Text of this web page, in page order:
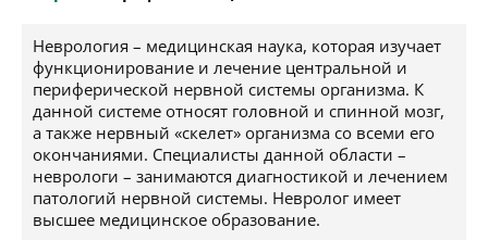
Неврология – медицинская наука, которая изучает
функционирование и лечение центральной и
периферической нервной системы организма. К
данной системе относят головной и спинной мозг,
а также нервный «скелет» организма со всеми его
окончаниями. Специалисты данной области –
неврологи – занимаются диагностикой и лечением
патологий нервной системы. Невролог имеет
высшее медицинское образование.